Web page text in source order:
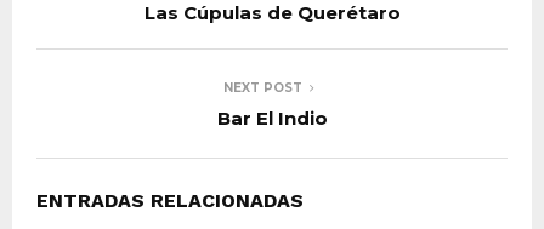
Las Cúpulas de Querétaro
NEXT POST
Bar El Indio
ENTRADAS RELACIONADAS